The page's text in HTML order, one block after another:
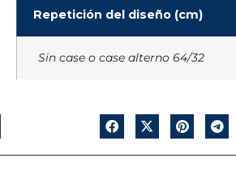
Repetición del diseño (cm)
Sin case o case alterno 64/32